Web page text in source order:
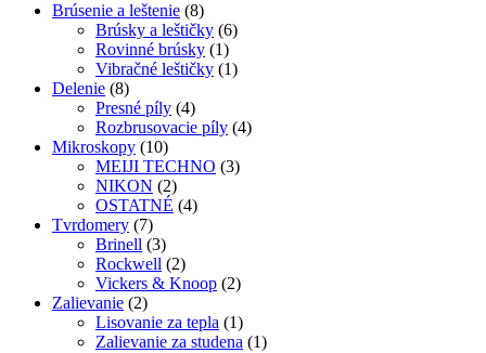
Brúsenie a leštenie (8)
Brúsky a leštičky (6)
Rovinné brúsky (1)
Vibračné leštičky (1)
Delenie (8)
Presné píly (4)
Rozbrusovacie píly (4)
Mikroskopy (10)
MEIJI TECHNO (3)
NIKON (2)
OSTATNÉ (4)
Tvrdomery (7)
Brinell (3)
Rockwell (2)
Vickers & Knoop (2)
Zalievanie (2)
Lisovanie za tepla (1)
Zalievanie za studena (1)